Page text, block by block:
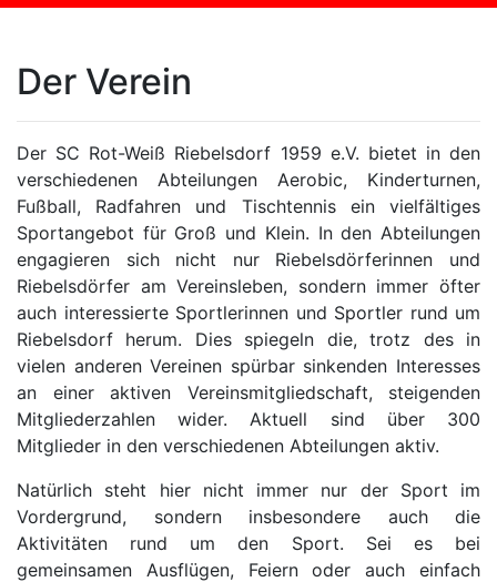
Der Verein
Der SC Rot-Weiß Riebelsdorf 1959 e.V. bietet in den
verschiedenen Abteilungen Aerobic, Kinderturnen,
Fußball, Radfahren und Tischtennis ein vielfältiges
Sportangebot für Groß und Klein. In den Abteilungen
engagieren sich nicht nur Riebelsdörferinnen und
Riebelsdörfer am Vereinsleben, sondern immer öfter
auch interessierte Sportlerinnen und Sportler rund um
Riebelsdorf herum. Dies spiegeln die, trotz des in
vielen anderen Vereinen spürbar sinkenden Interesses
an einer aktiven Vereinsmitgliedschaft, steigenden
Mitgliederzahlen wider. Aktuell sind über 300
Mitglieder in den verschiedenen Abteilungen aktiv.
Natürlich steht hier nicht immer nur der Sport im
Vordergrund, sondern insbesondere auch die
Aktivitäten rund um den Sport. Sei es bei
gemeinsamen Ausflügen, Feiern oder auch einfach